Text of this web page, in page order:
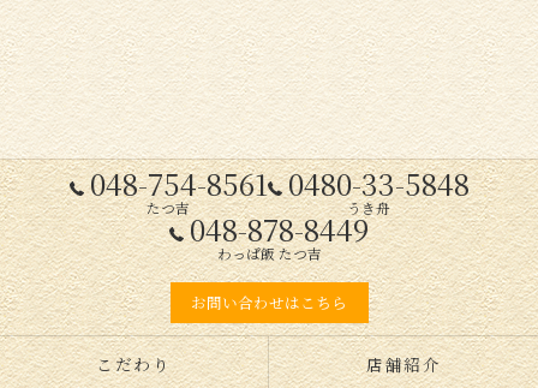
048-754-8561
たつ吉
0480-33-5848
うき舟
048-878-8449
わっぱ飯 たつ吉
お問い合わせはこちら
こだわり 店舗紹介